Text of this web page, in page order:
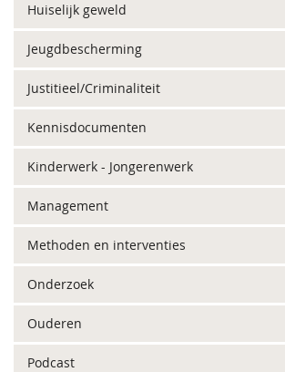
Huiselijk geweld
Jeugdbescherming
Justitieel/Criminaliteit
Kennisdocumenten
Kinderwerk - Jongerenwerk
Management
Methoden en interventies
Onderzoek
Ouderen
Podcast